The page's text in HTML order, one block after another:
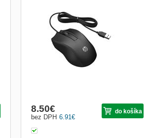
Compatible Operating Systems Windows
10; Windows 8; Windows 7; MacOS 10.1
or higher COMPATIBILITY Hardware
compatibility Compatible with HP PCs with
available USB-A port. WARRANTY
Warranty 1 Year Limited Warranty (Retu
6.91 €
bez DPH
8.50€ do košíka